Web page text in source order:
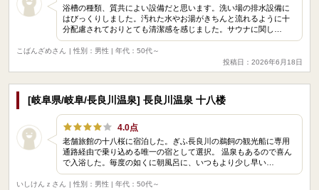
浴槽の種類、質共によい設備だと思います。洗い場の排水設備に
はびっくりしました。汚れた水やお湯がきちんと流れるように十
分配慮されておりとても清潔感を感じました。サウナに関し…
こばんざめさん
| 性別：男性 | 年代：50代～
投稿日：2026年6月18日
[岐阜県/岐阜/長良川温泉] 長良川温泉 十八楼
4.0点
老舗旅館の十八桜に宿泊した。ぎふ長良川の鵜飼の観光船に専用
通路経由で乗り込める唯一の宿として選択。 温泉もあるので喜ん
で入浴した。毎度の如くに朝風呂に、いつもより少し早い…
いしけんｚさん
| 性別：男性 | 年代：50代～